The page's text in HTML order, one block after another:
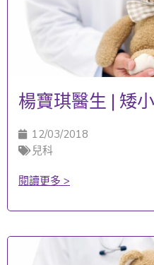
楊寶琪醫生 | 矮
12/03/2018
兒科
閱讀更多 >